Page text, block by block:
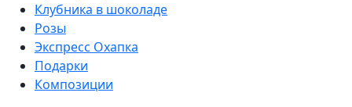
Клубника в шоколаде
Розы
Экспресс Охапка
Подарки
Композиции